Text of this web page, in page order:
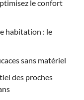
le confort
habitation : le
sans matériel
des proches